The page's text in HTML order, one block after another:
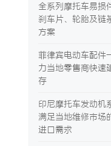
全系列摩托车易损
刹车片、轮胎及链
方案
菲律宾电动车配件
力当地零售商快速
存
印尼摩托车发动机
满足当地维修市场
进口需求